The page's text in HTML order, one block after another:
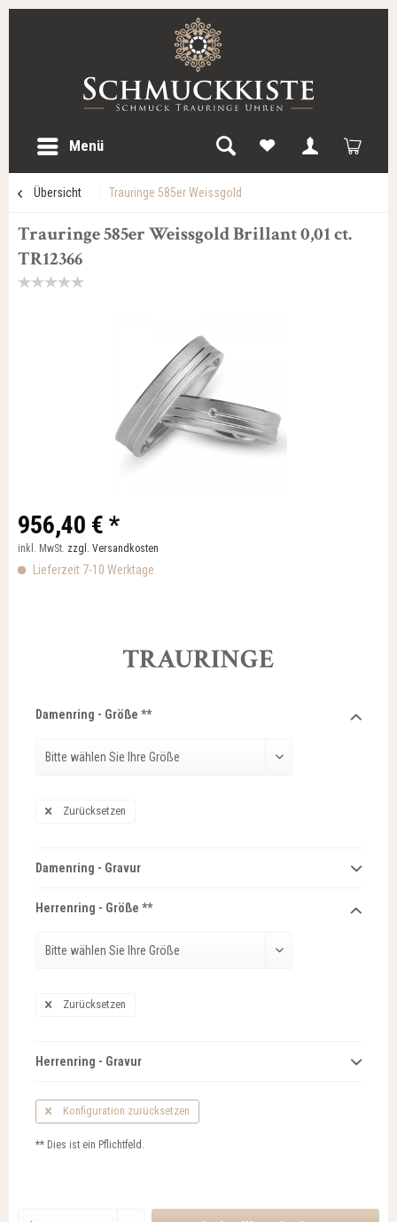
Menü
Übersicht Trauringe 585er Weissgold
Trauringe 585er Weissgold Brillant 0,01 ct.
TR12366
956,40 € *
inkl. MwSt. zzgl. Versandkosten
Lieferzeit 7-10 Werktage
TRAURINGE
Damenring - Größe **
Zurücksetzen
Damenring - Gravur
Herrenring - Größe **
Zurücksetzen
Herrenring - Gravur
Konfiguration zurücksetzen
** Dies ist ein Pflichtfeld.